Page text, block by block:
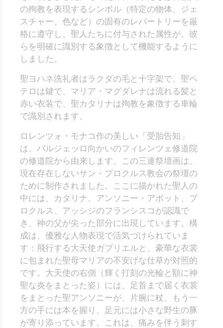
の殉教を表現するシンボル（特定の物体、ジェ
スチャー、色など）の固有のレパートリーを厳
格に遵守し、聖人たちに付与された属性が、彼
らを明確に識別する象徴として機能するように
しました。
聖ヨハネ洗礼者はラクダの毛と十字架で、聖ペ
テロは鍵で、マリア・マグダレナは流れる髪と
赤い衣装で、聖カタリナは殉教を象徴する車輪
で識別されます。
ロレンツォ・モナコ作の美しい「受胎告知」
は、バルジェッロ向かいのフィレンツェ修道院
の修道院から由来します。この三連祭壇画は、
現在存在しないサン・プロクルス教会の祭壇の
ために制作されました。ここに描かれた聖人の
中には、カタリナ、アンソニー・アボット、プ
ロクルス、アッシジのフランシスコが認識で
き、神の父が尖った部分に出現しています。構
成は、優雅な人物表現で活気づけられていま
す：飛行する大天使ガブリエルと、豪華な衣裳
に包まれた聖母マリアの不安げな仕草が対照的
です。大天使の右側（輝く打刻の光輪と額に神
聖な炎をまとった姿）には、足首まで届く衣裳
をまとった聖アンソニーが、片腕に杖、もう一
方の手には本を握り、足元には小さな野生の豚
が寄り添っています。これは、痛みを伴う刺す